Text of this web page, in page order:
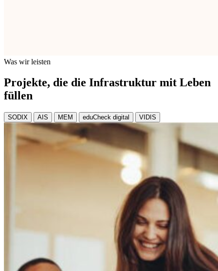
Was wir leisten
Projekte, die die Infrastruktur mit Leben
füllen
SODIX AIS MEM eduCheck digital VIDIS